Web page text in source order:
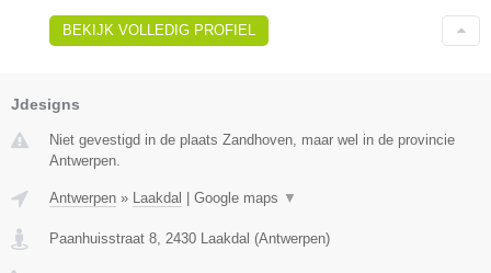
BEKIJK VOLLEDIG PROFIEL
Jdesigns
Niet gevestigd in de plaats Zandhoven, maar wel in de provincie
Antwerpen.
Antwerpen » Laakdal | Google maps ▼
Paanhuisstraat 8 2430 Laakdal (Antwerpen)